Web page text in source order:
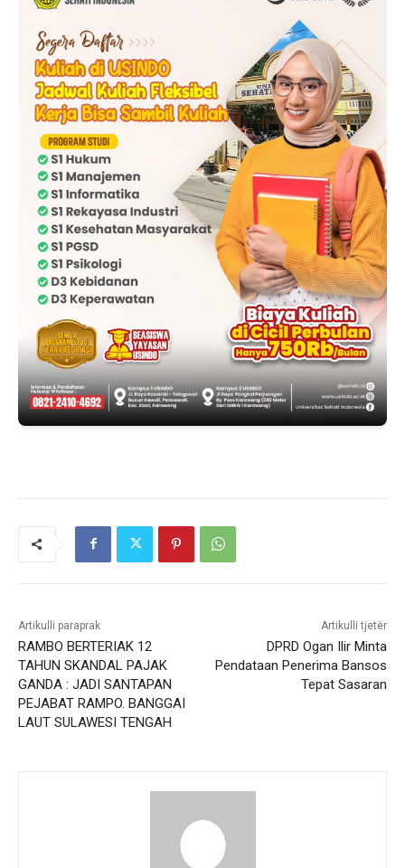
Artikulli paraprak
RAMBO BERTERIAK 12
TAHUN SKANDAL PAJAK
GANDA : JADI SANTAPAN
PEJABAT RAMPO. BANGGAI
LAUT SULAWESI TENGAH
Artikulli tjetër
DPRD Ogan Ilir Minta
Pendataan Penerima Bansos
Tepat Sasaran